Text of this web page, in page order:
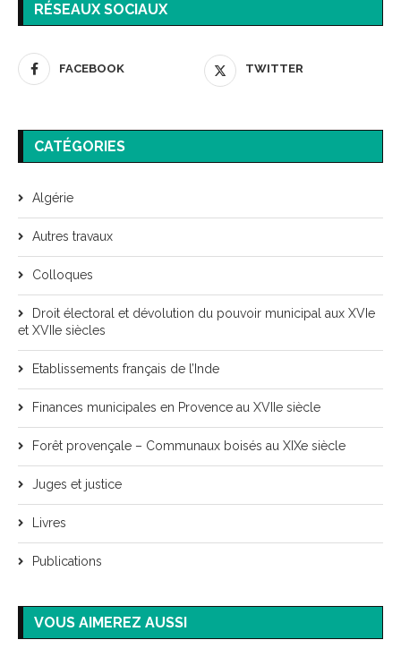
RÉSEAUX SOCIAUX
FACEBOOK TWITTER
CATÉGORIES
Algérie
Autres travaux
Colloques
Droit électoral et dévolution du pouvoir municipal aux XVIe
et XVIIe siècles
Etablissements français de l’Inde
Finances municipales en Provence au XVIIe siècle
Forêt provençale – Communaux boisés au XIXe siècle
Juges et justice
Livres
Publications
VOUS AIMEREZ AUSSI